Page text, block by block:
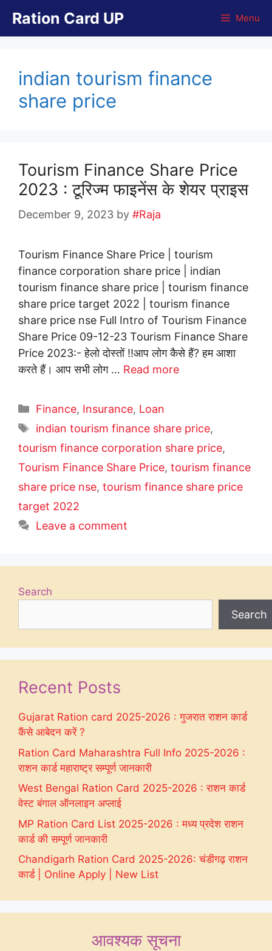
content
Ration Card UP Menu
indian tourism finance
share price
Tourism Finance Share Price
2023 : टूरिज्म फाइनेंस के शेयर प्राइस
December 9, 2023 by #Raja
Tourism Finance Share Price | tourism
finance corporation share price | indian
tourism finance share price | tourism finance
share price target 2022 | tourism finance
share price nse Full Intro of Tourism Finance
Share Price 09-12-23 Tourism Finance Share
Price 2023:- हेलो दोस्तों !!आप लोग कैसे हैं? हम आशा
करते हैं। आप सभी लोग … Read more
Categories
Finance, Insurance, Loan
Tags
indian tourism finance share price,
tourism finance corporation share price,
Tourism Finance Share Price, tourism finance
share price nse, tourism finance share price
target 2022
Leave a comment
Search
Search
Recent Posts
Gujarat Ration card 2025-2026 : गुजरात राशन कार्ड
कैंसे आबेदन करें ?
Ration Card Maharashtra Full Info 2025-2026 :
राशन कार्ड महाराष्ट्र सम्पूर्ण जानकारी
West Bengal Ration Card 2025-2026 : राशन कार्ड
वेस्ट बंगाल ऑनलाइन अप्लाई
MP Ration Card List 2025-2026 : मध्य प्रदेश राशन
कार्ड की सम्पूर्ण जानकारी
Chandigarh Ration Card 2025-2026: चंडीगढ़ राशन
कार्ड | Online Apply | New List
आवश्यक सूचना